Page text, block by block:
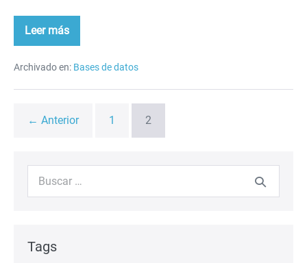
Leer másProcedimientos
almacenados
Archivado en: Bases de datos
← Anterior 1 2
Buscar:
Tags